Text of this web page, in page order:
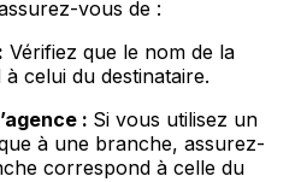
vous de :
Vérifiez que le nom de la
celui du destinataire.
: Si vous utilisez un
à une branche, assurez-
correspond à celle du